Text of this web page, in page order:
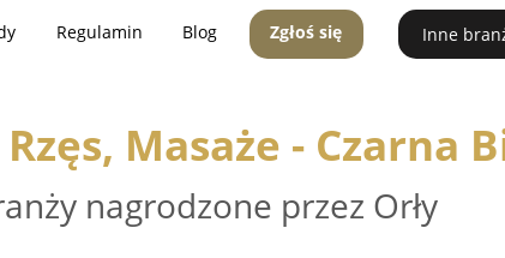
Regulamin Blog Zgłoś się Inne
Masaże - Czarna
nagrodzone przez Orły